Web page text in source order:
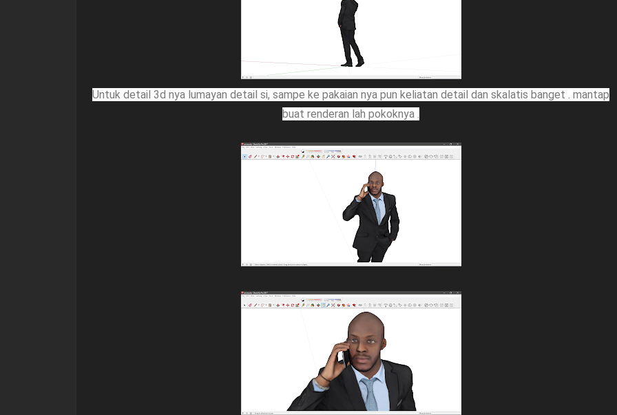
Untuk detail 3d nya lumayan detail si, sampe ke pakaian nya pun keliatan detail dan skalatis banget . mantap
buat renderan lah pokoknya .